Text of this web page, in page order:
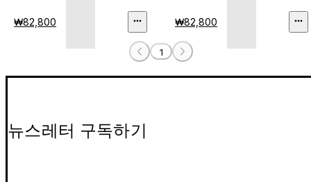
₩82,800 ₩82,800
1
뉴스레터 구독하기